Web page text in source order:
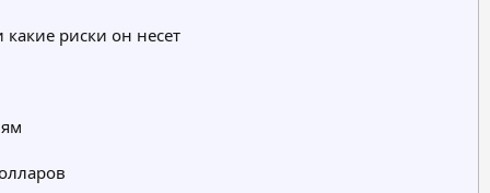
риски он несет